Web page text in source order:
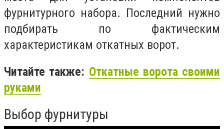
фурнитурного набора. Последний нужно
подбирать по фактическим
характеристикам откатных ворот.
Читайте также: Откатные ворота своими
руками
Выбор фурнитуры